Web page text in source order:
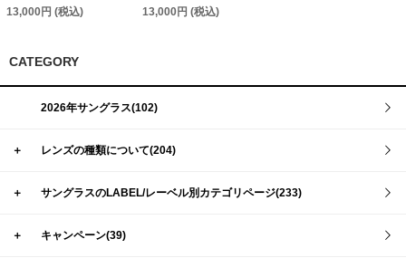
13,000円 (税込) 13,000円 (税込)
CATEGORY
2026年サングラス(102)
＋ レンズの種類について(204)
＋ サングラスのLABEL/レーベル別カテゴリページ(233)
＋ キャンペーン(39)